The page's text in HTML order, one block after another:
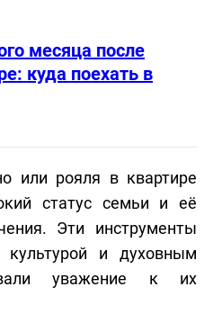
месяца после
куда поехать в
или рояля в квартире
статус семьи и её
Эти инструменты
культурой и духовным
уважение к их